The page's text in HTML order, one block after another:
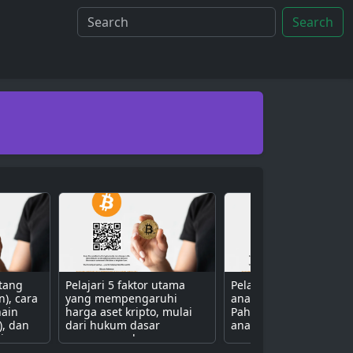
Search
cara
dan
Pelajari 5 faktor utama
yang mempengaruhi
harga aset kripto, mulai
dari hukum dasar
penawaran dan
Pelajari 3 metode
analisis aset kripto.
Pahami perbedaan
analisis fundamental